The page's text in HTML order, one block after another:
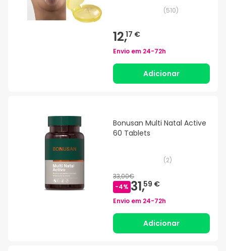
(510)
12,17 €
Envio em 24-72h
Adicionar
Bonusan Multi Natal Active
60 Tablets
(2)
33,00€
-4% 31,59 €
Envio em 24-72h
Adicionar